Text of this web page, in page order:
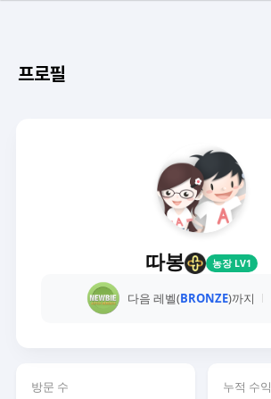
프로필
따봉 농장 LV1
다음 레벨(BRONZE)까지
방문 수 누적 수익